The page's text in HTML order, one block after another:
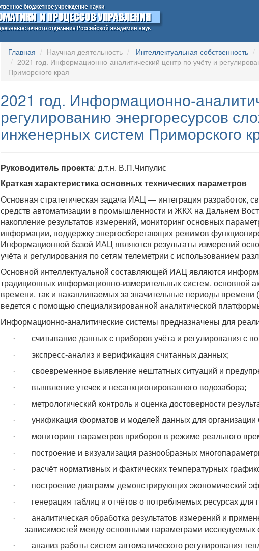
Главная Научная деятельность Интеллектуальная собственность
2021 год. Информационно-аналитический центр по учёту и
Приморского края
2021 год. Информационно-
регулированию энергоресурсов
инженерных систем Приморского
Руководитель проекта: д.т.н. В.П .Чипулис
Краткая характеристика основных технических параметров
Основная стратегическая задача ИАЦ — интеграция
средств автоматизации в промышленности и ЖКХ на Дальнем
накопление результатов измерений, мониторинг основных
информации, поддержку энергосберегающих режимов
Информационной базой ИАЦ являются результаты измерений
учёта и регулирования по сетям телеметрии с использованием
Основной интеллектуальной составляющей ИАЦ являются
традиционных информационно-измерительных систем, основной
времени, так и накапливаемых за значительные периоды
ведется с помощью специализированной аналитической
Информационно-аналитические системы предназначены для
·
считывание данных с приборов учёта и регулирования с
·
экспресс-анализ и верификация считанных данных;
·
своевременное выявление нештатных ситуаций и
·
выявление утечек и несанкционированного водозабора;
·
метрологический контроль и оценка достоверности
·
унификация форматов и моделей данных для
·
мониторинг параметров приборов в режиме реального
·
построение и визуализация разнообразных
·
расчёт нормативных и фактических температурных
·
построение диаграмм демонстрирующих экономический
·
генерация таблиц и отчётов о потребляемых ресурсах
·
аналитическая обработка результатов измерений и
зависимостей между основными параметрами исследуемых
·
анализ работы систем автоматического регулирования